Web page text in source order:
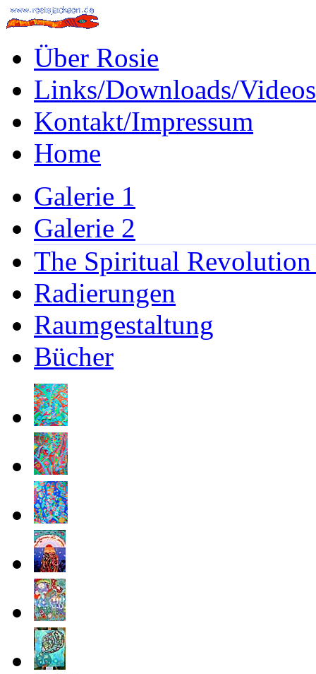
Über Rosie
Links/Downloads/Videos
Kontakt/Impressum
Home
Galerie 1
Galerie 2
The Spiritual
Radierungen
Raumgestaltung
Bücher